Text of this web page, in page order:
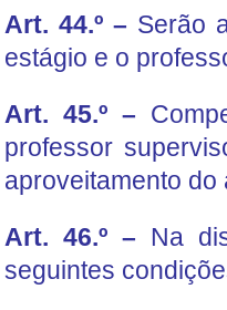
Art. 44.º – Serão
estágio e o
Art. 45.º –
professor
aproveitamento do
Art. 46.º – Na
seguintes